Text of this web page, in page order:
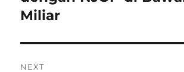
Miliar
NEXT